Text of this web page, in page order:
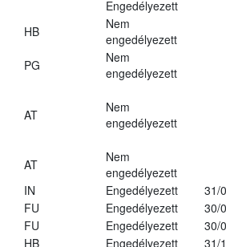
Engedélyezett
HB
Nem
engedélyezett
PG
Nem
engedélyezett
AT
Nem
engedélyezett
AT
Nem
engedélyezett
IN Engedélyezett
31/
FU Engedélyezett
30/
FU Engedélyezett
30/
HB Engedélyezett
31/